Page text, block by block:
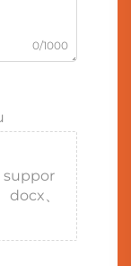
0/1000
suppor
、